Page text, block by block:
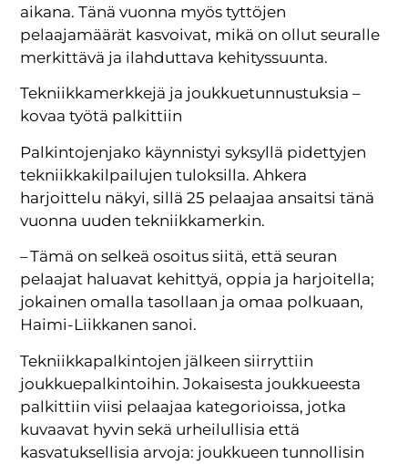
aikana. Tänä vuonna myös tyttöjen
pelaajamäärät kasvoivat, mikä on ollut seuralle
merkittävä ja ilahduttava kehityssuunta.
Tekniikkamerkkejä ja joukkuetunnustuksia –
kovaa työtä palkittiin
Palkintojenjako käynnistyi syksyllä pidettyjen
tekniikkakilpailujen tuloksilla. Ahkera
harjoittelu näkyi, sillä 25 pelaajaa ansaitsi tänä
vuonna uuden tekniikkamerkin.
– Tämä on selkeä osoitus siitä, että seuran
pelaajat haluavat kehittyä, oppia ja harjoitella;
jokainen omalla tasollaan ja omaa polkuaan,
Haimi-Liikkanen sanoi.
Tekniikkapalkintojen jälkeen siirryttiin
joukkuepalkintoihin. Jokaisesta joukkueesta
palkittiin viisi pelaajaa kategorioissa, jotka
kuvaavat hyvin sekä urheilullisia että
kasvatuksellisia arvoja: joukkueen tunnollisin